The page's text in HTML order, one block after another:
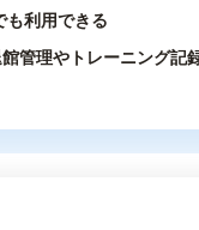
利用できる
管理やトレーニング記